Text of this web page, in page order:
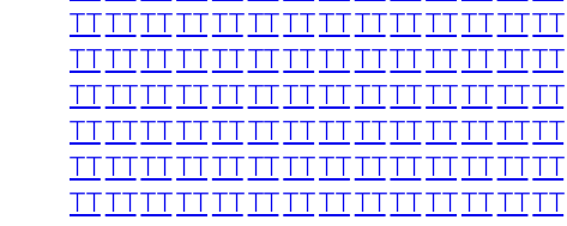
TTTTTTTTTTTTTTTTTTTTTTTTTTTT
TTTTTTTTTTTTTTTTTTTTTTTTTTTT
TTTTTTTTTTTTTTTTTTTTTTTTTTTT
TTTTTTTTTTTTTTTTTTTTTTTTTTTT
TTTTTTTTTTTTTTTTTTTTTTTTTTTT
TTTTTTTTTTTTTTTTTTTTTTTTTTTT